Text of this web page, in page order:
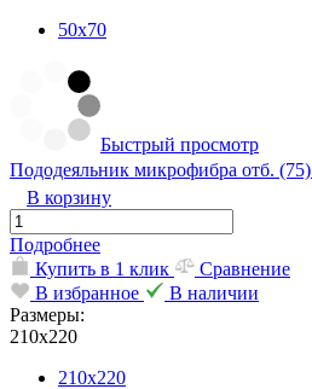
50х70
Быстрый просмотр
Пододеяльник микрофибра отб. (75)
В корзину
Подробнее
Купить в 1 клик
Сравнение
В избранное
В наличии
Размеры:
210х220
210х220